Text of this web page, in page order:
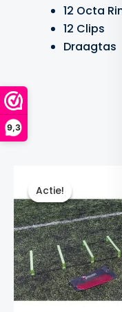
9,3
12 Octa
12 Clips
Draagtas
Actie!
Actie!